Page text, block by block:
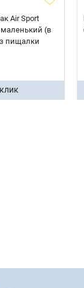
Air Sport
(в
пищалки